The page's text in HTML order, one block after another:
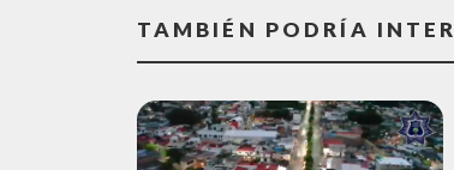
TAMBIÉN PODRÍA